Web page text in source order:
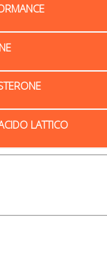
LATTICO